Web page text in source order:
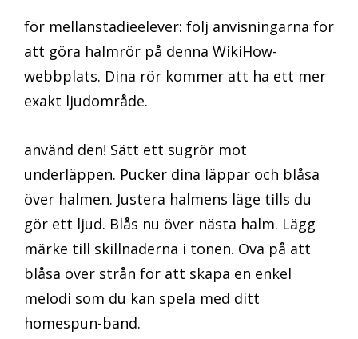
för mellanstadieelever: följ anvisningarna för
att göra halmrör på denna WikiHow-
webbplats. Dina rör kommer att ha ett mer
exakt ljudområde.
använd den! Sätt ett sugrör mot
underläppen. Pucker dina läppar och blåsa
över halmen. Justera halmens läge tills du
gör ett ljud. Blås nu över nästa halm. Lägg
märke till skillnaderna i tonen. Öva på att
blåsa över strån för att skapa en enkel
melodi som du kan spela med ditt
homespun-band.